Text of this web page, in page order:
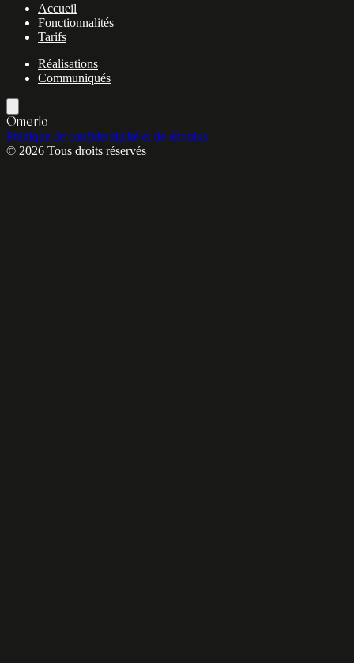
Accueil
Fonctionnalités
Tarifs
Réalisations
Communiqués
Omerlo
Politique de confidentialité et de témoins
© 2026 Tous droits réservés